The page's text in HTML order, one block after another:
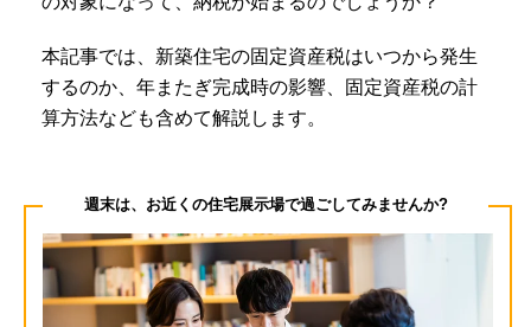
本記事では、新築住宅の固定資産税はいつから発生
するのか、年またぎ完成時の影響、固定資産税の計
算方法なども含めて解説します。
週末は、お近くの住宅展示場で過ごしてみませんか?